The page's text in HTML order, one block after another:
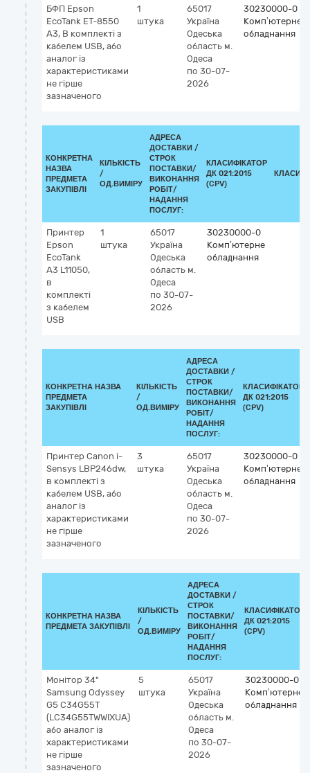
БФП Epson
EcoTank ET-8550
А3, В комплекті з
кабелем USB, або
аналог із
характеристиками
не гірше
зазначеного
1
штука
65017
Україна
Одеська
область м.
Одеса
по 30-07-
2026
30230000-0
Комп’ютерне
обладнання
КОНКРЕТНА
НАЗВА
ПРЕДМЕТА
ЗАКУПІВЛІ
КІЛЬКІСТЬ
/
ОД.ВИМІРУ
АДРЕСА
ДОСТАВКИ /
СТРОК
ПОСТАВКИ/
ВИКОНАННЯ
РОБІТ/
НАДАННЯ
ПОСЛУГ:
КЛАСИФІКАТОР
ДК 021:2015
(CPV)
Принтер
Epson
EcoTank
A3 L11050,
в
комплекті
з кабелем
USB
1
штука
65017
Україна
Одеська
область м.
Одеса
по 30-07-
2026
30230000-0
Комп’ютерне
обладнання
КОНКРЕТНА НАЗВА
ПРЕДМЕТА
ЗАКУПІВЛІ
КІЛЬКІСТЬ
/
ОД.ВИМІРУ
АДРЕСА
ДОСТАВКИ /
СТРОК
ПОСТАВКИ/
ВИКОНАННЯ
РОБІТ/
НАДАННЯ
ПОСЛУГ:
КЛАСИФІКАТОР
ДК 021:2015
(CPV)
Принтер Canon i-
Sensys LBP246dw,
в комплекті з
кабелем USB, або
аналог із
характеристиками
не гірше
зазначеного
3
штука
65017
Україна
Одеська
область м.
Одеса
по 30-07-
2026
30230000-0
Комп’ютерне
обладнання
КОНКРЕТНА НАЗВА
ПРЕДМЕТА ЗАКУПІВЛІ
КІЛЬКІСТЬ
/
ОД.ВИМІРУ
АДРЕСА
ДОСТАВКИ /
СТРОК
ПОСТАВКИ/
ВИКОНАННЯ
РОБІТ/
НАДАННЯ
ПОСЛУГ:
КЛАСИФІКАТОР
ДК 021:2015
(CPV)
Монітор 34"
Samsung Odyssey
G5 C34G55T
(LC34G55TWWIXUA)
або аналог із
характеристиками
не гірше
зазначеного
5
штука
65017
Україна
Одеська
область м.
Одеса
по 30-07-
2026
30230000-0
Комп’ютерне
обладнання